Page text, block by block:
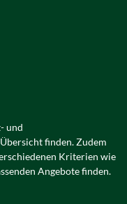
und
finden. Zudem
Kriterien wie
Angebote finden.